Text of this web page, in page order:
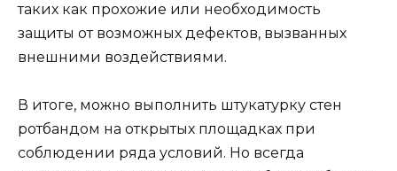
таких как прохожие или необходимость
защиты от возможных дефектов, вызванных
внешними воздействиями.
В итоге, можно выполнить штукатурку стен
ротбандом на открытых площадках при
соблюдении ряда условий. Но всегда